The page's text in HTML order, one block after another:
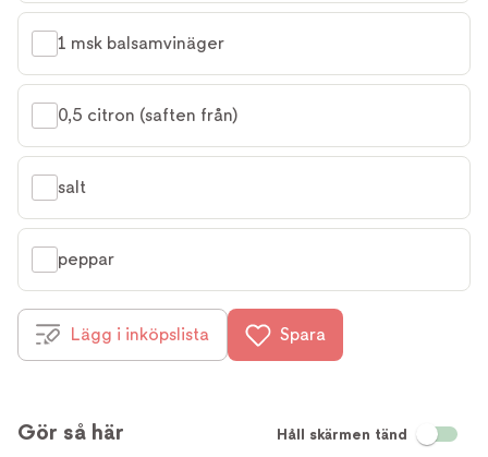
1 msk balsamvinäger
0,5 citron (saften från)
salt
peppar
Lägg i inköpslista Spara
Gör så här Håll skärmen tänd